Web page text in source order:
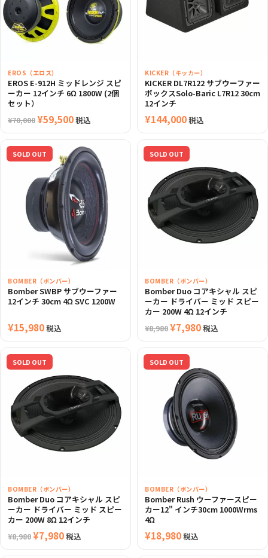
し
た。
で
す。
た。
で
EROS（エロス）
EROS E-912H ミッドレンジ スピ
ーカー 12インチ 6Ω 1800W (2個
セット）
¥70,000元
価
格
は
¥70,000
で
し
た。
¥59,500現
の
価
格
は
¥59,500
で
す。
税込
KICKER（キッカー）
KICKER DL7R122 サブウーファー
ボックスSolo-Baric L7R12 30cm
12インチ
¥144,000税込
SOLD OUT
BOMBER（ボンバー）
Bomber SWBP サブウーファー
12インチ 30cm 4Ω SVC 1200W
¥15,980税込
SOLD OUT
BOMBER（ボンバー）
Bomber Duo コアキシャル スピ
ーカー ドライバー ミッド スピー
カー 200W 4Ω 12インチ
¥8,980元
価
格
は
¥8,980
で
し
た。
¥7,980現
価
格
は
¥7,980
で
す。
税込
SOLD OUT
BOMBER（ボンバー）
Bomber Duo コアキシャル スピ
ーカー ドライバー ミッド スピー
カー 200W 8Ω 12インチ
¥8,980元
¥7,980現
税込
SOLD OUT
BOMBER（ボンバー）
Bomber Rush ウーファースピー
カー12" インチ30cm 1000Wrms
4Ω
¥18,980税込